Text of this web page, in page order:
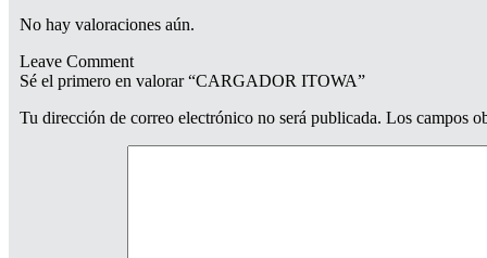
No hay valoraciones aún.
Leave Comment
Sé el primero en valorar “CARGADOR ITOWA”
Tu dirección de correo electrónico no será publicada. Los campos